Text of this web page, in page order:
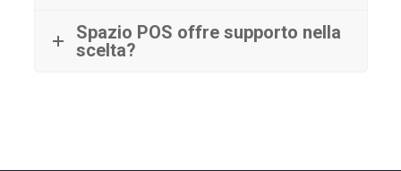
Spazio POS offre supporto nella
scelta?